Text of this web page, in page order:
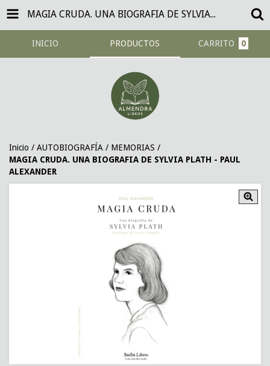
MAGIA CRUDA. UNA BIOGRAFIA DE SYLVIA PLATH - PAUL ALEXANDER
INICIO PRODUCTOS CARRITO 0
Inicio / AUTOBIOGRAFÍA / MEMORIAS /
MAGIA CRUDA. UNA BIOGRAFIA DE SYLVIA PLATH - PAUL
ALEXANDER